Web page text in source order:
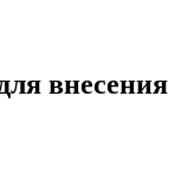
внесения